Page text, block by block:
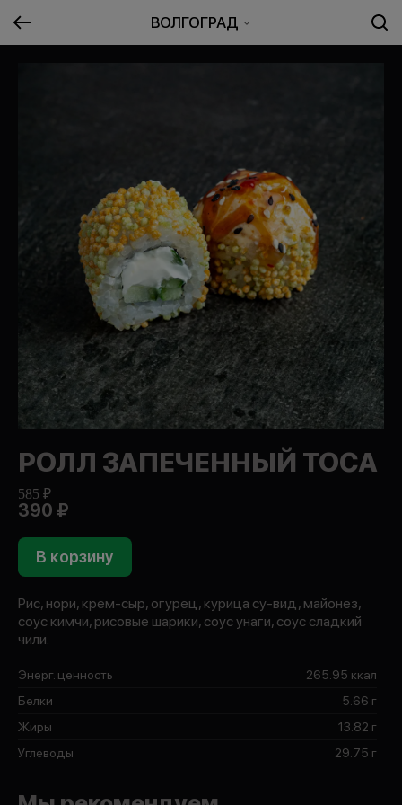
ВОЛГОГРАД
РОЛЛ ЗАПЕЧЕННЫЙ ТОСА
585 ₽
390 ₽
В корзину
Рис, нори, крем-сыр, огурец, курица су-вид, майонез,
соус кимчи, рисовые шарики, соус унаги, соус сладкий
чили.
Энерг. ценность
265.95 ккал
Белки
5.66 г
Жиры
13.82 г
Углеводы
29.75 г